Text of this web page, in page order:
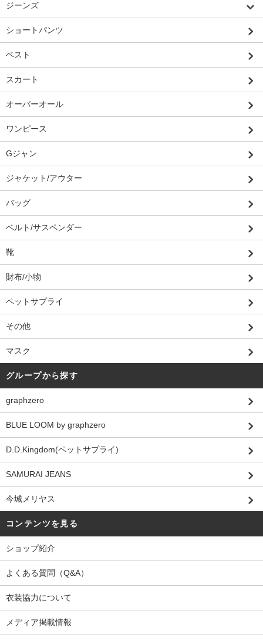
ジーンズ
ショートパンツ
ベスト
スカート
オーバーオール
ワンピース
Gジャン
ジャケット/アウター
バッグ
ベルト/サスペンダー
靴
財布/小物
ペットサプライ
その他
マスク
グループから探す
graphzero
BLUE LOOM by graphzero
D.D.Kingdom(ペットサプライ)
SAMURAI JEANS
今城メリヤス
コンテンツを見る
ショップ紹介
よくある質問（Q&A）
衣装協力について
メディア掲載情報